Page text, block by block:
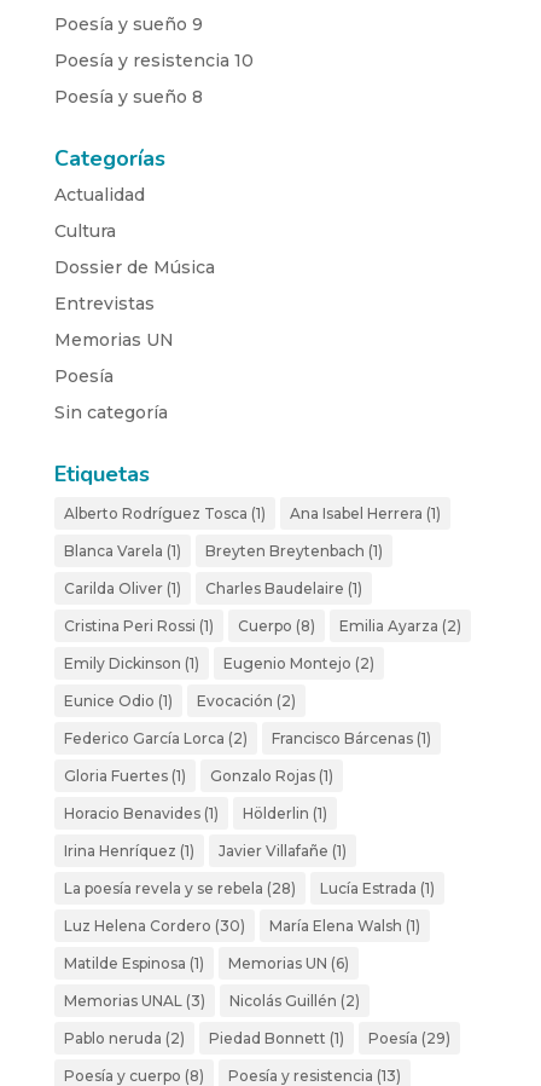
Poesía y sueño 9
Poesía y resistencia 10
Poesía y sueño 8
Categorías
Actualidad
Cultura
Dossier de Música
Entrevistas
Memorias UN
Poesía
Sin categoría
Etiquetas
Alberto Rodríguez Tosca (1) Ana Isabel Herrera (1)
Blanca Varela (1) Breyten Breytenbach (1)
Carilda Oliver(1) Charles Baudelaire (1)
Cristina Peri Rossi (1) Cuerpo (8) Emilia Ayarza (2)
Emily Dickinson (1) Eugenio Montejo (2)
Eunice Odio (1) Evocación (2)
Federico García Lorca (2) Francisco Bárcenas(1)
Gloria Fuertes(1) Gonzalo Rojas(1)
Horacio Benavides(1) Hölderlin (1)
Irina Henríquez (1) Javier Villafañe (1)
La poesía revela y se rebela (28) Lucía Estrada (1)
Luz Helena Cordero (30) María Elena Walsh (1)
Matilde Espinosa (1) Memorias UN (6)
Memorias UNAL (3) Nicolás Guillén (2)
Pablo neruda (2) Piedad Bonnett (1) Poesía (29)
Poesía y cuerpo (8) Poesía y resistencia (13)